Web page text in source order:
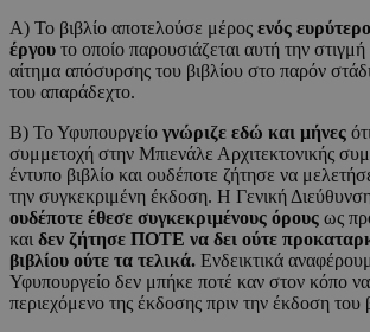
Α) To βιβλίο αποτελούσε μέρος ενός
έργου το οποίο παρουσιάζεται αυτή την
αίτημα απόσυρσης του βιβλίου στο παρόν
του απαράδεχτο.
Β) Το Υφυπουργείο γνώριζε εδώ και μήνες
συμμετοχή στην Μπιενάλε Αρχιτεκτονικής
έντυπο βιβλίο και ουδέποτε ζήτησε να
την συγκεκριμένη έκδοση. Η Γενική
ουδέποτε έθεσε συγκεκριμένους όρους ως
και δεν ζήτησε ΠΟΤΕ να δει ούτε
βιβλίου ούτε τα τελικά. Ενδεικτικά
Υφυπουργείο δεν μπήκε ποτέ καν στον κόπο
περιεχόμενο της έκδοσης πριν την έκδοση του